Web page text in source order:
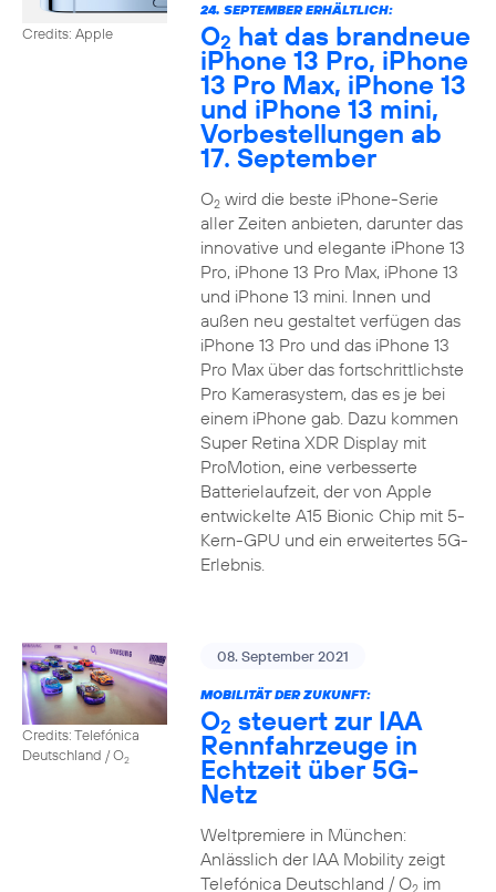
Credits: Apple
24. SEPTEMBER ERHÄLTLICH:
O2 hat das brandneue
iPhone 13 Pro, iPhone
13 Pro Max, iPhone 13
und iPhone 13 mini,
Vorbestellungen ab
17. September
O2wird die beste iPhone-Serie
aller Zeiten anbieten, darunter das
innovative und elegante iPhone 13
Pro, iPhone 13 Pro Max, iPhone 13
und iPhone 13 mini. Innen und
außen neu gestaltet verfügen das
iPhone 13 Pro und das iPhone 13
Pro Max über das fortschrittlichste
Pro Kamerasystem, das es je bei
einem iPhone gab. Dazu kommen
Super Retina XDR Display mit
ProMotion, eine verbesserte
Batterielaufzeit, der von Apple
entwickelte A15 Bionic Chip mit 5-
Kern-GPU und ein erweitertes 5G-
Erlebnis.
Credits: Telefónica
Deutschland / O2
08. September 2021
MOBILITÄT DER ZUKUNFT:
O2 steuert zur IAA
Rennfahrzeuge in
Echtzeit über 5G-
Netz
Weltpremiere in München:
Anlässlich der IAA Mobility zeigt
Telefónica Deutschland / O2im